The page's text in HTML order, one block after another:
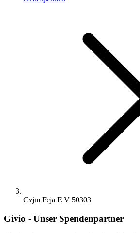
Cvjm Fcja E V 50303
Givio - Unser Spendenpartner